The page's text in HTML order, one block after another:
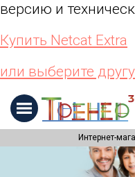
версию и
Купить Netcat Extra
или выберите
Интернет-